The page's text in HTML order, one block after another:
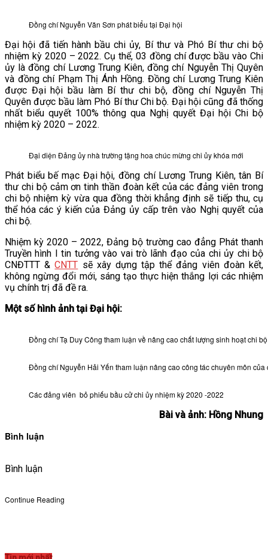
Đồng chí Nguyễn Văn Sơn phát biểu tại Đại hội
Đại hội đã tiến hành bầu chi ủy, Bí thư và Phó Bí thư chi bộ
nhiệm kỳ 2020 – 2022. Cụ thể, 03 đồng chí được bầu vào Chi
ủy là đồng chí Lương Trung Kiên, đồng chí Nguyễn Thị Quyên
và đồng chí Phạm Thị Ánh Hồng. Đồng chí Lương Trung Kiên
được Đại hội bầu làm Bí thư chi bộ, đồng chí Nguyễn Thị
Quyên được bầu làm Phó Bí thư Chi bộ. Đại hội cũng đã thống
nhất biểu quyết 100% thông qua Nghị quyết Đại hội Chi bộ
nhiệm kỳ 2020 – 2022.
Đại diện Đảng ủy nhà trường tặng hoa chúc mừng chi ủy khóa mới
Phát biểu bế mạc Đại hội, đồng chí Lương Trung Kiên, tân Bí
thư chi bộ cảm ơn tinh thần đoàn kết của các đảng viên trong
chi bộ nhiệm kỳ vừa qua đồng thời khẳng định sẽ tiếp thu, cụ
thể hóa các ý kiến của Đảng ủy cấp trên vào Nghị quyết của
chi bộ.
Nhiệm kỳ 2020 – 2022, Đảng bộ trường cao đẳng Phát thanh
Truyền hình I tin tưởng vào vai trò lãnh đạo của chi ủy chi bộ
CNĐTTT &CNTT sẽ xây dựng tập thể đảng viên đoàn kết,
không ngừng đổi mới, sáng tạo thực hiện thắng lợi các nhiệm
vụ chính trị đã đề ra.
Một số hình ảnh tại Đại hội:
Đồng chí Tạ Duy Công tham luận về nâng cao chất lượng sinh hoạt chi bộ
Đồng chí Nguyễn Hải Yến tham luận nâng cao công tác chuyên môn của
Các đảng viên bỏ phiếu bầu cử chi ủy nhiệm kỳ 2020 -2022
Bài và ảnh: Hồng Nhung
Bình luận
Bình luận
Continue Reading